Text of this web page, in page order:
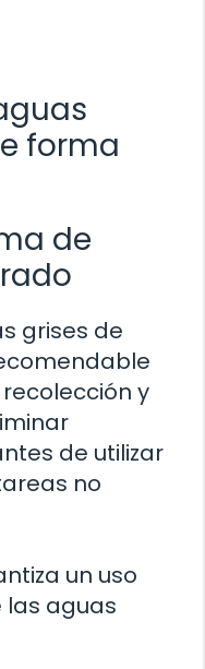
forma
de
grises de
y
de utilizar
no
un uso
las aguas